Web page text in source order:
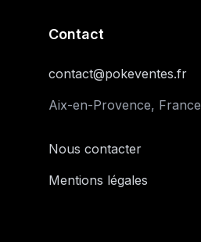
Contact
contact@pokeventes.fr
Aix-en-Provence, France
Nous contacter
Mentions légales